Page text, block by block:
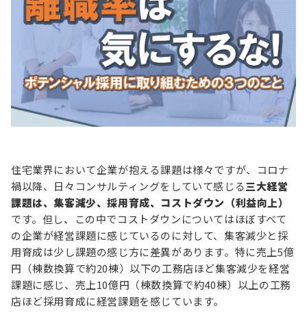
事例
プロジェクト事例
クライアントボイス
お役立ち情報
資料ダウンロード
メンバー紹介
会社概要
お問い合わせ
資料ダウンロード
住宅業界において企業が抱える課題は様々ですが、コロナ
禍以降、日々コンサルティングをしていて感じる三大経営
課題は、集客減少、採用育成、コストダウン（利益向上）
です。但し、この中でコストダウンについてはほぼすべて
の企業が経営課題に感じているのに対して、集客減少と採
用育成は少し課題の感じ方に差異があります。特に売上5億
円（棟数換算で約20棟）以下の工務店ほど集客減少を経営
課題に感じ、売上10億円（棟数換算で約40棟）以上の工務
店ほど採用育成に経営課題を感じています。